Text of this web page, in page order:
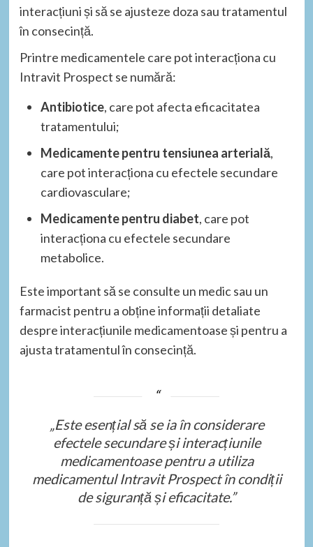
interacțiuni și să se ajusteze doza sau tratamentul
în consecință.
Printre medicamentele care pot interacționa cu
Intravit Prospect se numără:
Antibiotice, care pot afecta eficacitatea
tratamentului;
Medicamente pentru tensiunea arterială,
care pot interacționa cu efectele secundare
cardiovasculare;
Medicamente pentru diabet, care pot
interacționa cu efectele secundare
metabolice.
Este important să se consulte un medic sau un
farmacist pentru a obține informații detaliate
despre interacțiunile medicamentoase și pentru a
ajusta tratamentul în consecință.
„Este esențial să se ia în considerare
efectele secundare și interacțiunile
medicamentoase pentru a utiliza
medicamentul Intravit Prospect în condiții
de siguranță și eficacitate.”